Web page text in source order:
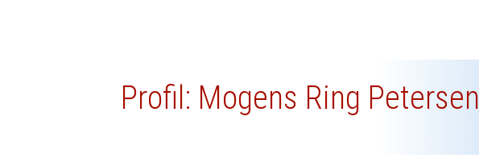
Profil: Mogens Ring Petersen